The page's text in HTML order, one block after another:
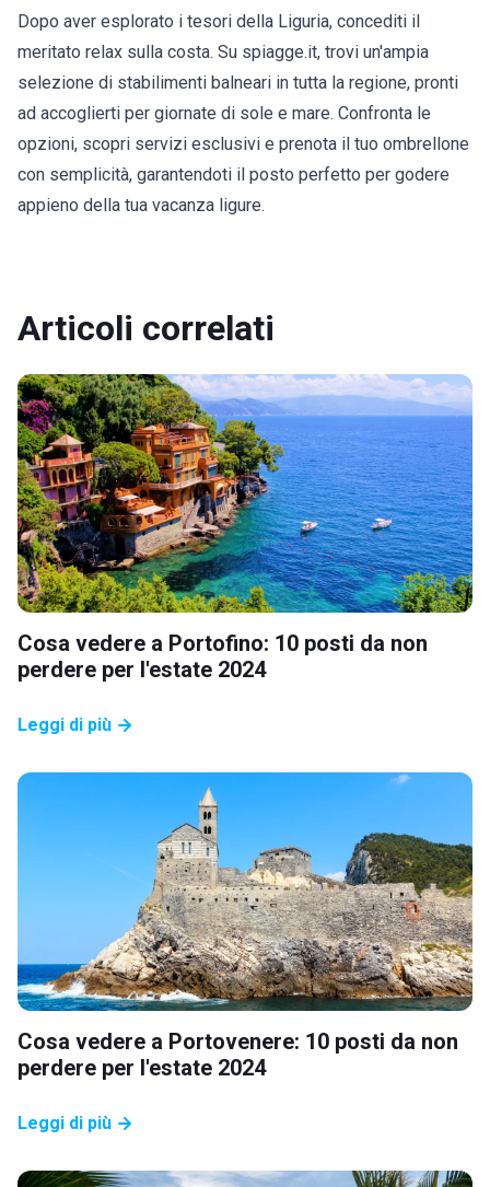
Dopo aver esplorato i tesori della Liguria, concediti il
meritato relax sulla costa. Su spiagge.it, trovi un'ampia
selezione di stabilimenti balneari in tutta la regione, pronti
ad accoglierti per giornate di sole e mare. Confronta le
opzioni, scopri servizi esclusivi e prenota il tuo ombrellone
con semplicità, garantendoti il posto perfetto per godere
appieno della tua vacanza ligure.
Articoli correlati
Cosa vedere a Portofino: 10 posti da non
perdere per l'estate 2024
Leggi di più
Cosa vedere a Portovenere: 10 posti da non
perdere per l'estate 2024
Leggi di più